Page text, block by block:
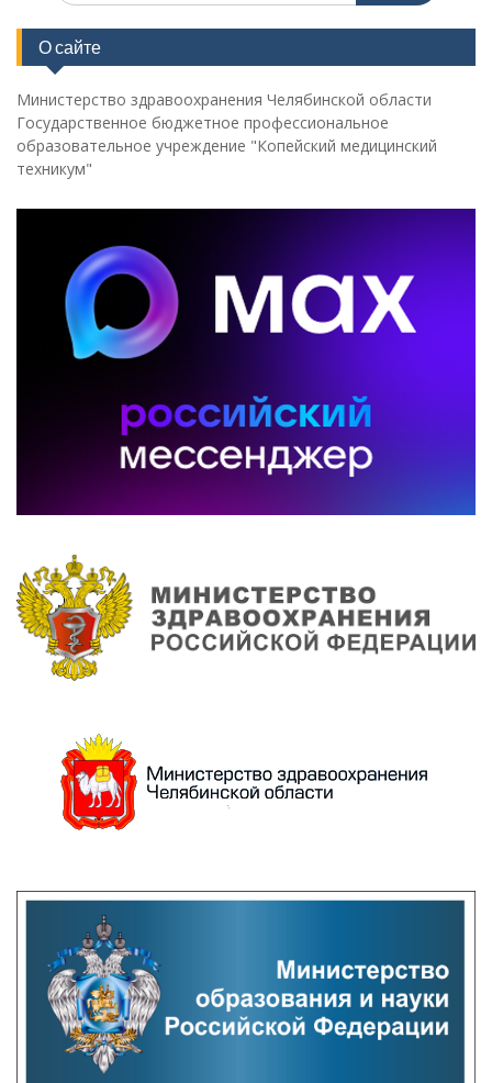
О сайте
Министерство здравоохранения Челябинской области
Государственное бюджетное профессиональное
образовательное учреждение "Копейский медицинский
техникум"